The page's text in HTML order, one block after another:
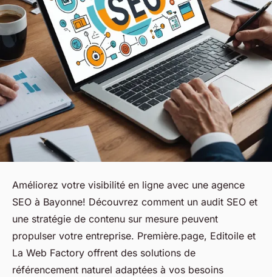
Améliorez votre visibilité en ligne avec une agence
SEO à Bayonne! Découvrez comment un audit SEO et
une stratégie de contenu sur mesure peuvent
propulser votre entreprise. Première.page, Editoile et
La Web Factory offrent des solutions de
référencement naturel adaptées à vos besoins